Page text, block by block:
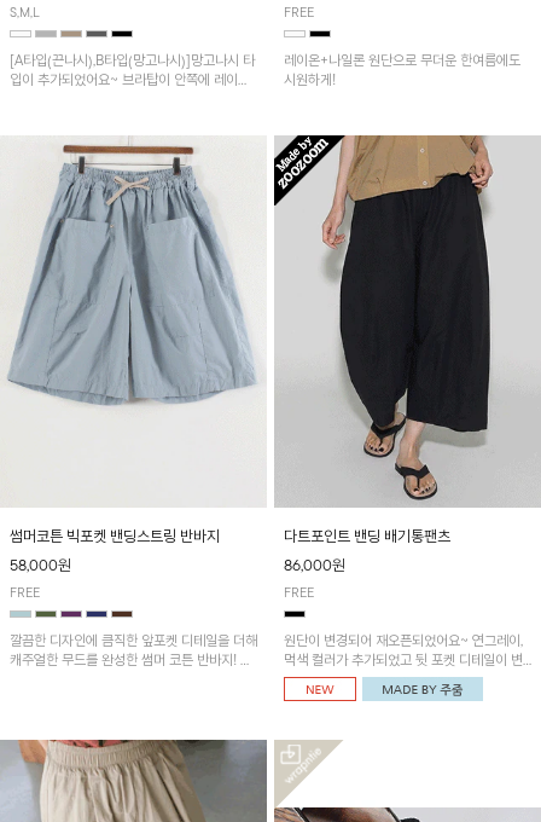
S,M,L
[A타입(끈나시),B타입(망고나시)]망고나시 타
입이 추가되었어요~ 브라탑이 안쪽에 레이어
FREE
레이온+나일론 원단으로 무더운 한여름에도
시원하게!
썸머코튼 빅포켓 밴딩스트링 반바지
58,000원
FREE
깔끔한 디자인에 큼직한 앞포켓 디테일을 더해
캐주얼한 무드를 완성한 썸머 코튼 반바지! 허
다트포인트 밴딩 배기통팬츠
86,000원
FREE
원단이 변경되어 재오픈되었어요~ 연그레이,
먹색 컬러가 추가되었고 뒷 포켓 디테일이 변
경되었습니다~가볍고 시원하게 착용되는 배
기통팬츠! 허리밴딩과 여유로운 통으로 편안해